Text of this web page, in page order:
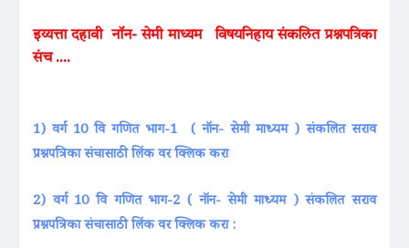
इय्यत्ता दहावी नॉन- सेमी माध्यम
विषयनिहाय संकलित प्रश्नपत्रिका
संच ....
1)वर्ग 10 वि गणित भाग-1 ( नॉन- सेमी माध्यम ) संकलित सराव
प्रश्नपत्रिकासंचासाठी लिंक वर क्लिक करा
2) वर्ग 10 वि गणित भाग-2 ( नॉन- सेमी माध्यम ) संकलित सराव
प्रश्नपत्रिका संचासाठी लिंक वर क्लिक करा :